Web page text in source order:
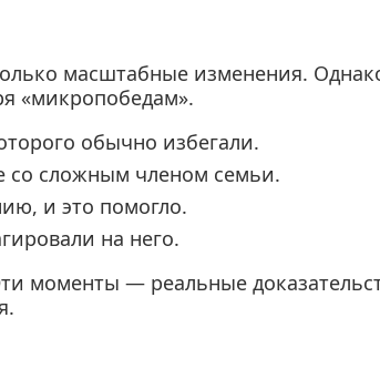
масштабные изменения.
«микропобедам».
обычно избегали.
со сложным членом семьи.
и это помогло.
на него.
моменты — реальные